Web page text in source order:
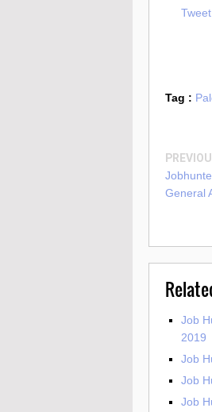
Tweet
Tag :
General
Job
2019
Job
Job
Job